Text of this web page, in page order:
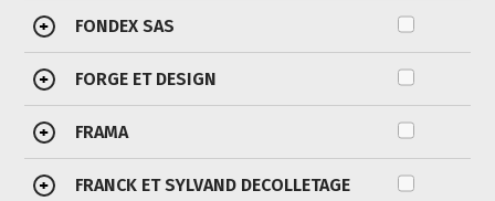
+ FONDEX SAS
+ FORGE ET DESIGN
+ FRAMA
+ FRANCK ET SYLVAND DECOLLETAGE